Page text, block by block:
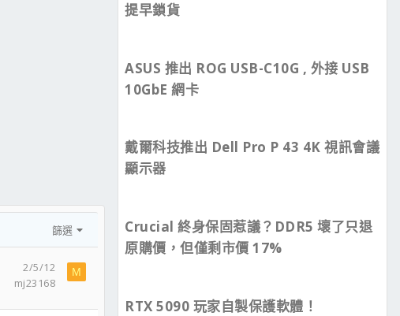
篩選
2/5/12
mj23168
M
提早鎖貨
ASUS 推出 ROG USB-C10G , 外接 USB
10GbE 網卡
戴爾科技推出 Dell Pro P 43 4K 視訊會議
顯示器
Crucial 終身保固惹議？DDR5 壞了只退
原購價，但僅剩市價 17%
RTX 5090 玩家自製保護軟體！